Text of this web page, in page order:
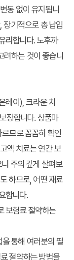
동 없이 유지됩니
장기적으로 총 납입
리합니다. 노후까
하는 것이 좋습니
레이), 크라운 치
장합니다. 상품마
므로 꼼꼼히 확인
액 치료는 연간 보
주의 깊게 살펴보
하므로, 어떤 재료
합니다.
보험료 절약하는
을 통해 여러분의 필
절약하는 방법을